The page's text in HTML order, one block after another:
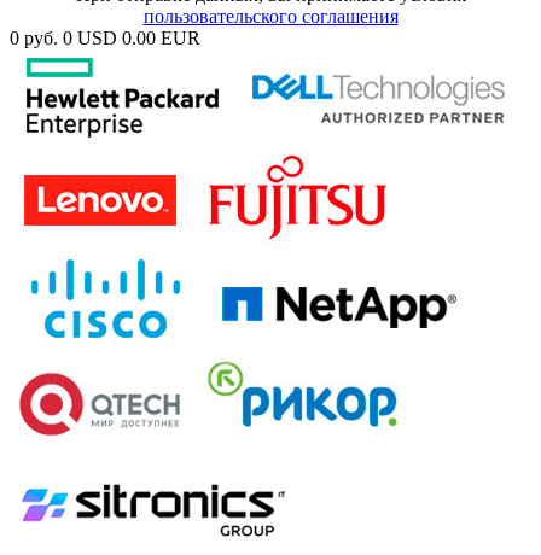
пользовательского соглашения
0 руб. 0 USD 0.00 EUR